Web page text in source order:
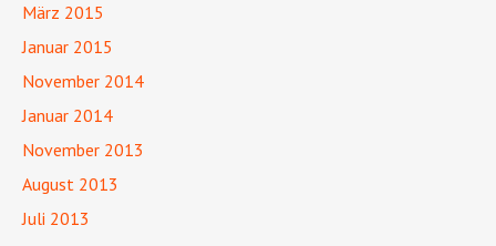
März 2015
Januar 2015
November 2014
Januar 2014
November 2013
August 2013
Juli 2013